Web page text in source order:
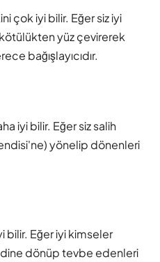
çok iyi bilir. Eğer siz iyi
kötülükten yüz çevirerek
bağışlayıcıdır.
iyi bilir. Eğer siz salih
yönelip dönenleri
bilir. Eğer iyi kimseler
dönüp tevbe edenleri